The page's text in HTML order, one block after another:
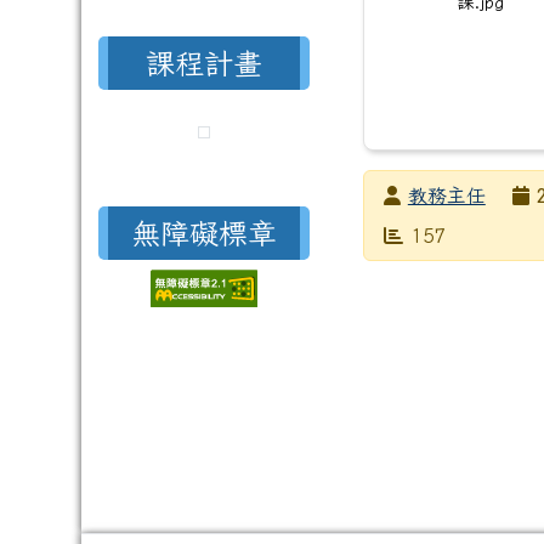
課程計畫
無障礙標章
發布者教務主任
發布日期
瀏覽次數
157